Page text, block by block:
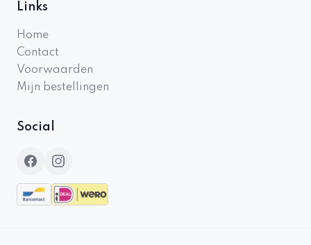
Links
Home
Contact
Voorwaarden
Mijn bestellingen
Social